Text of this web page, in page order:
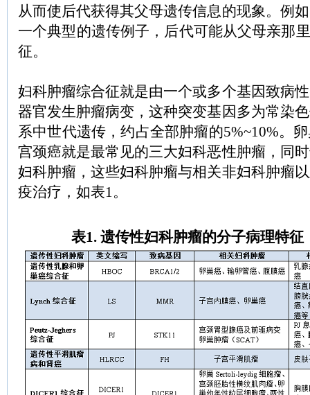
从而使后代获得其父母遗传信息的现象。例
一个典型的遗传例子，后代可能从父母亲那
征。
妇科肿瘤综合征就是由一个或多个基因致病
器官发生肿瘤病变，这种突变基因多为常染
系中世代遗传，约占全部肿瘤的5%~10%。
宫颈癌就是最常见的三大妇科恶性肿瘤，同
妇科肿瘤，这些妇科肿瘤与相关非妇科肿瘤
疫治疗，如表1。
表1. 遗传性妇科肿瘤的分子病理特征